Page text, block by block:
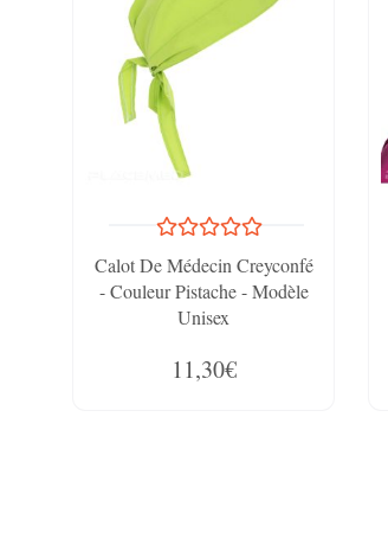
Calot De Médecin Creyconfé
- Couleur Pistache - Modèle
Unisex
11,30€